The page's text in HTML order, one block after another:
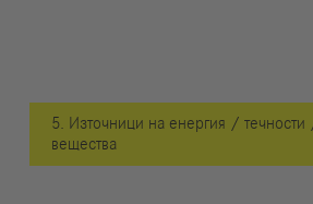
5. Източници на енергия /
вещества